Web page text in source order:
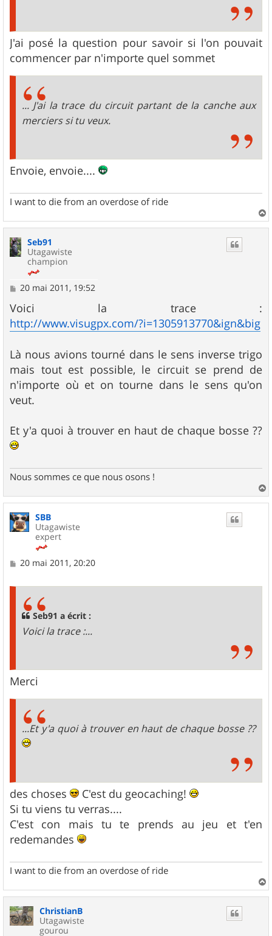
J'ai posé la question pour savoir si l'on pouvait
commencer par n'importe quel sommet
... J'ai la trace du circuit partant de la canche aux
merciers si tu veux.
Envoie, envoie....
I want to die from an overdose of ride
a
Seb91
Utagawiste
champion
M
s
s
a
g
20 mai 2011, 19:52
Voici la trace :
http://www.visugpx.com/?i=1305913770&ign&big
Là nous avions tourné dans le sens inverse trigo
mais tout est possible, le circuit se prend de
n'importe où et on tourne dans le sens qu'on
veut.
Et y'a quoi à trouver en haut de chaque bosse ??
Nous sommes ce que nous osons !
a
SBB
Utagawiste
expert
M
20 mai 2011, 20:20
Seb91 a écrit :
Voici la trace :...
Merci
...Et y'a quoi à trouver en haut de chaque bosse ??
des choses
C'est du geocaching!
Si tu viens tu verras....
C'est con mais tu te prends au jeu et t'en
redemandes
I want to die from an overdose of ride
a
ChristianB
Utagawiste
gourou